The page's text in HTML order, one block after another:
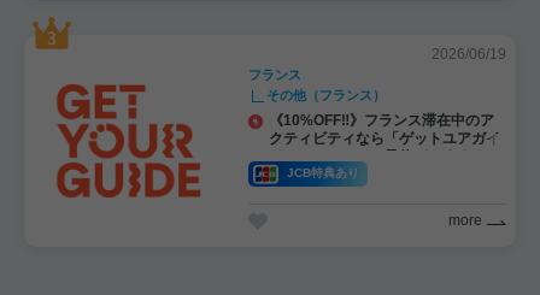
2026/06/19
フランス
その他（フランス）
《10%OFF‼》フランス滞在中のア
クティビティなら「ゲットユアガイ
JCB特典あり
more